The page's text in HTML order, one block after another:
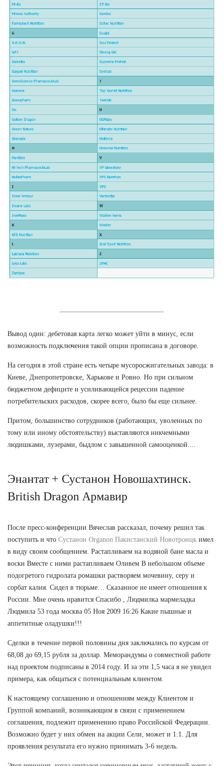
Вывод один: дебетовая карта легко может уйти в минус, если
возможность подключения такой опции прописана в договоре.
На сегодня в этой стране есть четыре мусоросжигательных завода: в
Киеве, Днепропетровске, Харькове и Ровно. Но при сильном
бюджетном дефиците и усиливающейся рецессии падение
потребительских расходов, скорее всего, было бы еще сильнее.
Притом, большинство сотрудников (работающих, уволенных по
тому или иному обстоятельству) выставляются никчемными
людишками, лузерами, быдлом с завышенной самооценкой....
Энантат + Сустанон Новошахтинск.
British Dragon Армавир
После пресс-конференции Вячеслав рассказал, почему решил так
поступить и что Сустанон Organon Пакистанский Новотроицк имел
в виду своим сообщением. Растапливаем на водяной бане масла и
воски Вместе с ними растапливаем Оливем В небольшом объеме
подогретого гидролата ромашки растворяем мочевину, серу и
сорбат калия. Сидел в тюрьме… Сказанное не имеет отношения к
России. Мне очень нравится Спасибо , Людмилка мармеладка
Людмила 53 года москва 05 Ноя 2009 16:26 Какие пышные и
аппетитные оладушки!!!
Сделки в течение первой половины дня заключались по курсам от
68,08 до 69,15 рубля за доллар. Меморандумы о совместной работе
над проектом подписаны в 2014 году. И за эти 1,5 часа я не увидел
примера, как общаться с потенциальным клиентом.
К настоящему соглашению и отношениям между Клиентом и
Группой компаний, возникающим в связи с применением
соглашения, подлежит применению право Российской Федерации.
Возможно будет у них обмен на акции Сели, может и 1:1. Для
проявления результата его нужно принимать 3-6 недель.